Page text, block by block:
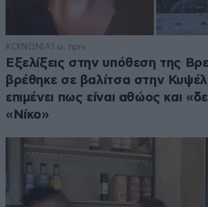
ΚΟΙΝΩΝΙΑ1 ω. πριν
Εξελίξεις στην υπόθεση της
βρέθηκε σε βαλίτσα στην
επιμένει πως είναι αθώος και
«Νίκο»